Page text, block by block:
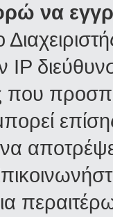
να
IP
που